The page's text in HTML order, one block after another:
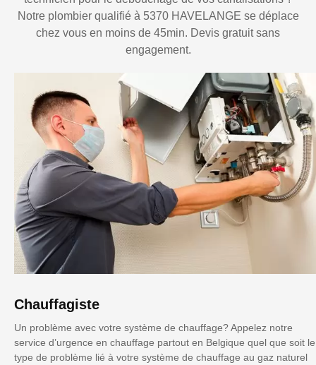
Notre plombier qualifié à 5370 HAVELANGE se déplace
chez vous en moins de 45min. Devis gratuit sans
engagement.
Chauffagiste
Un problème avec votre système de chauffage? Appelez notre
service d’urgence en chauffage partout en Belgique quel que soit le
type de problème lié à votre système de chauffage au gaz naturel